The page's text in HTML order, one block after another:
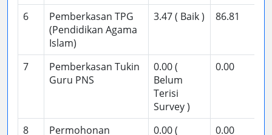
6
Pemberkasan TPG
(Pendidikan Agama
Islam)
3.47 ( Baik ) 86.81
7
Pemberkasan Tukin
Guru PNS
0.00 (
Belum
Terisi
Survey )
0.00
8
Permohonan
0.00 (
0.00